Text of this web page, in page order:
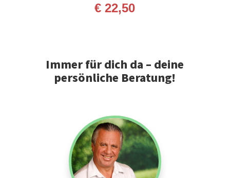
€ 22,50
Immer für dich da – deine
persönliche Beratung!